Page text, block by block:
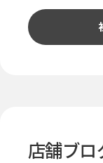
店舗ブロ